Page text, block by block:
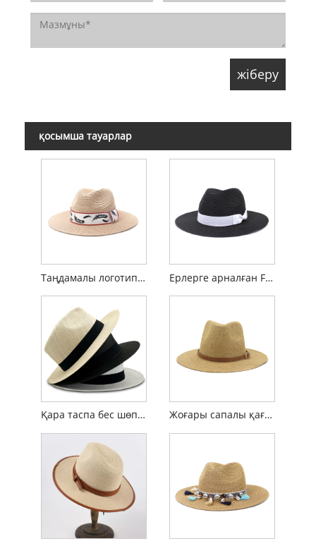
қосымша тауарлар
Таңдамалы логотип Fedora сабанды ерлерге арналған қалпақ Ерлерге арналған Fedora сабан шляпасы
Қара таспа бес шөпті федора панама қалпағы Жоғары сапалы қағаз мата ерлерге арналған Панама қалпағы